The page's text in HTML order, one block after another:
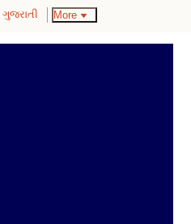
ગુજરાતી More